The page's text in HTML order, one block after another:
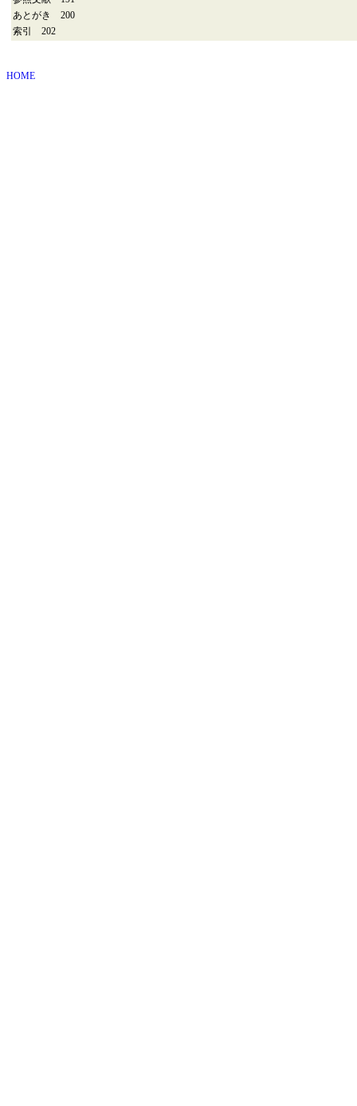
あとがき 200
索引 202
HOME